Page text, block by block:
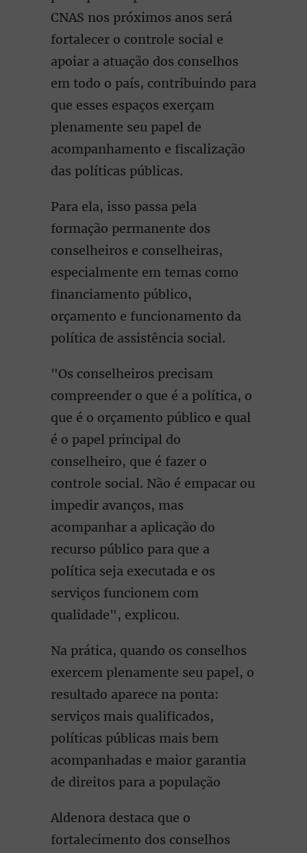
CNAS nos próximos anos será
fortalecer o controle social e
apoiar a atuação dos conselhos
em todo o país, contribuindo para
que esses espaços exerçam
plenamente seu papel de
acompanhamento e fiscalização
das políticas públicas.
Para ela, isso passa pela
formação permanente dos
conselheiros e conselheiras,
especialmente em temas como
financiamento público,
orçamento e funcionamento da
política de assistência social.
"Os conselheiros precisam
compreender o que é a política, o
que é o orçamento público e qual
é o papel principal do
conselheiro, que é fazer o
controle social. Não é empacar ou
impedir avanços, mas
acompanhar a aplicação do
recurso público para que a
política seja executada e os
serviços funcionem com
qualidade", explicou.
Na prática, quando os conselhos
exercem plenamente seu papel, o
resultado aparece na ponta:
serviços mais qualificados,
políticas públicas mais bem
acompanhadas e maior garantia
de direitos para a população
Aldenora destaca que o
fortalecimento dos conselhos